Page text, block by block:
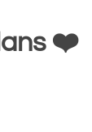
❤️